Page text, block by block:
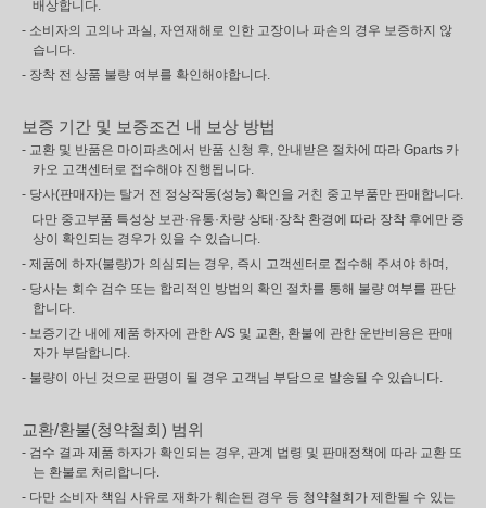
배상합니다.
- 소비자의 고의나 과실, 자연재해로 인한 고장이나 파손의 경우 보증하지 않
습니다.
- 장착 전 상품 불량 여부를 확인해야합니다.
보증 기간 및 보증조건 내 보상 방법
- 교환 및 반품은 마이파츠에서 반품 신청 후, 안내받은 절차에 따라 Gparts 카
카오 고객센터로 접수해야 진행됩니다.
- 당사(판매자)는 탈거 전 정상작동(성능) 확인을 거친 중고부품만 판매합니다.
다만 중고부품 특성상 보관·유통·차량 상태·장착 환경에 따라 장착 후에만 증
상이 확인되는 경우가 있을 수 있습니다.
- 제품에 하자(불량)가 의심되는 경우, 즉시 고객센터로 접수해 주셔야 하며,
- 당사는 회수 검수 또는 합리적인 방법의 확인 절차를 통해 불량 여부를 판단
합니다.
- 보증기간 내에 제품 하자에 관한 A/S 및 교환, 환불에 관한 운반비용은 판매
자가 부담합니다.
- 불량이 아닌 것으로 판명이 될 경우 고객님 부담으로 발송될 수 있습니다.
교환/환불(청약철회) 범위
- 검수 결과 제품 하자가 확인되는 경우, 관계 법령 및 판매정책에 따라 교환 또
는 환불로 처리합니다.
- 다만 소비자 책임 사유로 재화가 훼손된 경우 등 청약철회가 제한될 수 있는